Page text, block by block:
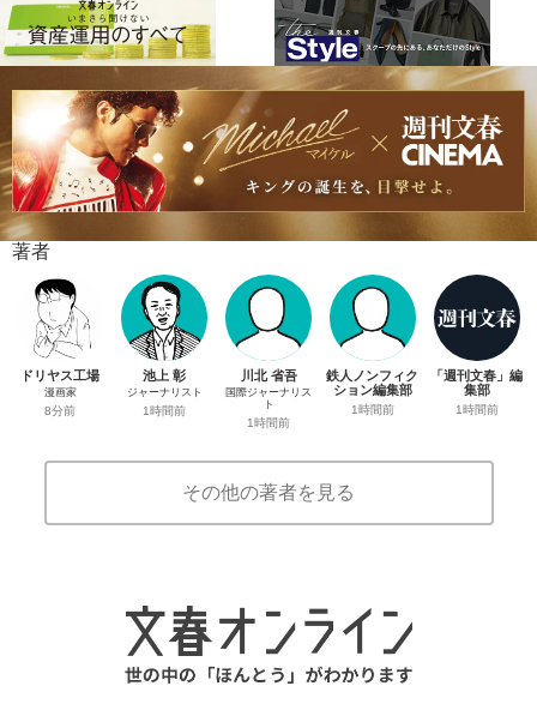
著者
ドリヤス工場
漫画家
8分前
池上 彰
ジャーナリスト
1時間前
川北 省吾
国際ジャーナリス
ト
1時間前
鉄人ノンフィク
ション編集部
1時間前
「週刊文春」編
集部
1時間前
その他の著者を見る